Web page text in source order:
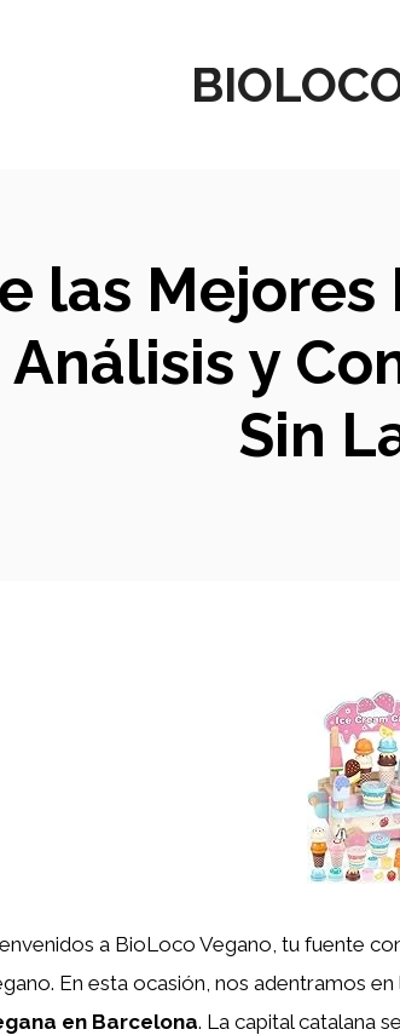
las
y
Sin
a BioLoco Vegano, tu fuente
En esta ocasión, nos adentramos
en Barcelona. La capital catalana